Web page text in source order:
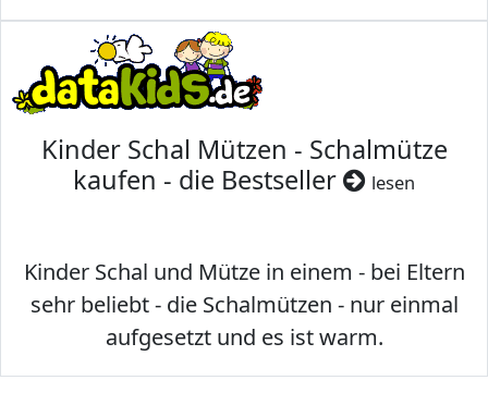
Kinder Schal Mützen - Schalmütze
kaufen - die Bestseller
lesen
Kinder Schal und Mütze in einem - bei Eltern
sehr beliebt - die Schalmützen - nur einmal
aufgesetzt und es ist warm.